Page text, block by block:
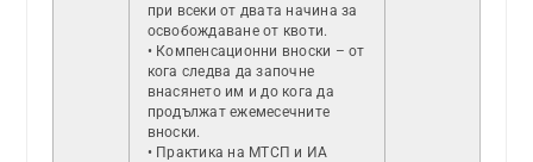
при всеки от двата начина за
освобождаване от квоти.
• Компенсационни вноски – от
кога следва да започне
внасянето им и до кога да
продължат ежемесечните
вноски.
• Практика на МТСП и ИА